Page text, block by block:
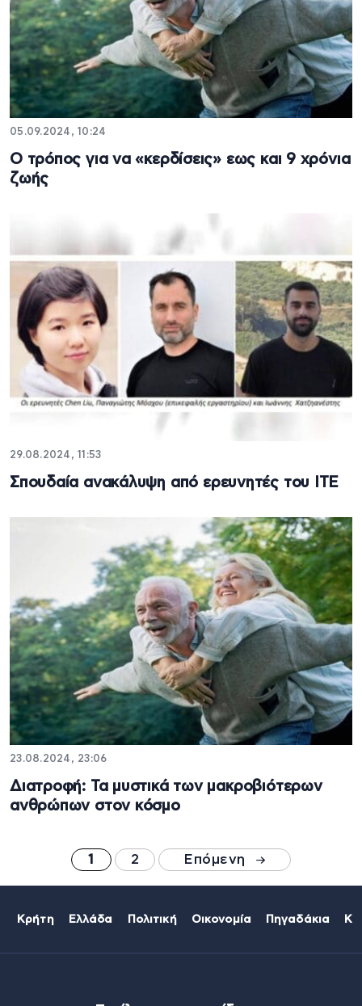
05.09.2024, 10:24
Ο τρόπος για να «κερδίσεις» εως και 9 χρόνια
ζωής
29.08.2024, 11:53
Σπουδαία ανακάλυψη από ερευνητές του ΙΤΕ
23.08.2024, 23:06
Διατροφή: Τα μυστικά των μακροβιότερων
ανθρώπων στον κόσμο
1 2 Επόμενη
Κρήτη Ελλάδα Πολιτική Οικονομία Πηγαδάκια